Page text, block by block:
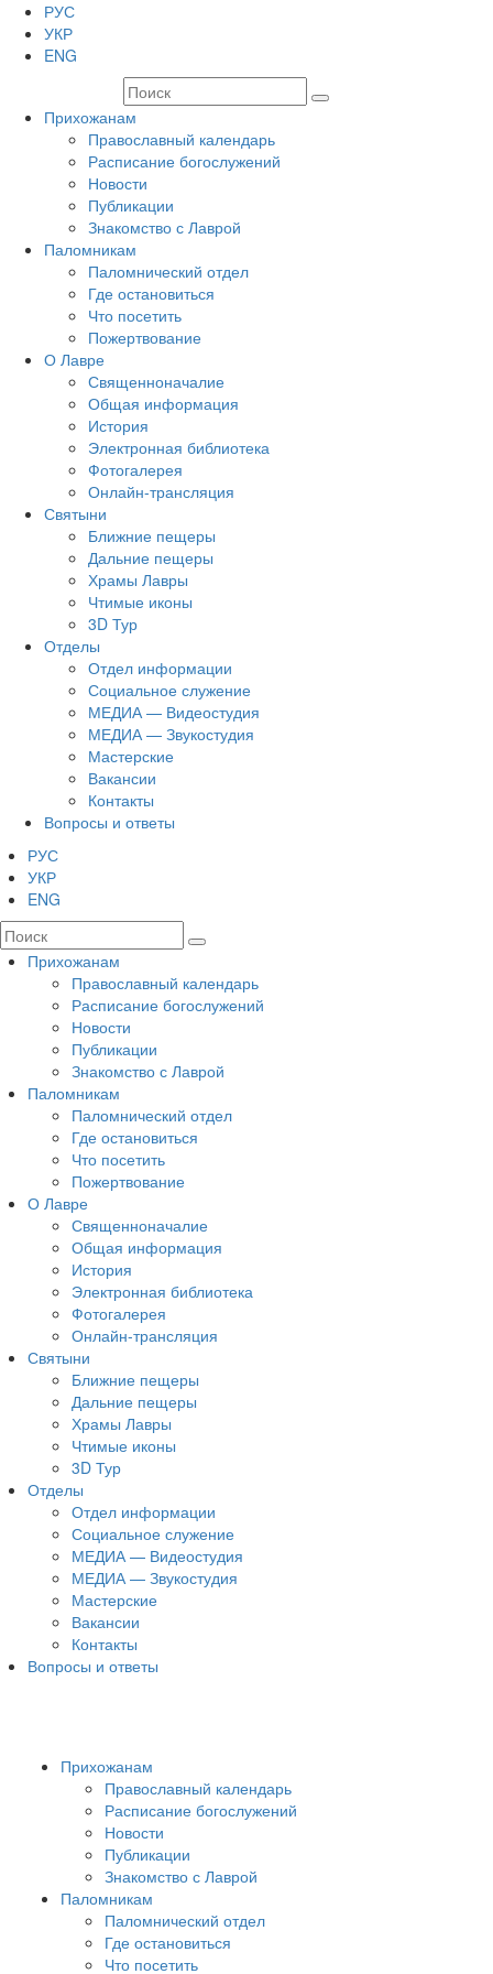
РУС
УКР
ENG
Прихожанам
Православный календарь
Расписание богослужений
Новости
Публикации
Знакомство с Лаврой
Паломникам
Паломнический отдел
Где остановиться
Что посетить
Пожертвование
О Лавре
Священноначалие
Общая информация
История
Электронная библиотека
Фотогалерея
Онлайн-трансляция
Святыни
Ближние пещеры
Дальние пещеры
Храмы Лавры
Чтимые иконы
3D Тур
Отделы
Отдел информации
Социальное служение
МЕДИА — Видеостудия
МЕДИА — Звукостудия
Мастерские
Вакансии
Контакты
Вопросы и ответы
РУС
УКР
ENG
Прихожанам
Православный календарь
Расписание богослужений
Новости
Публикации
Знакомство с Лаврой
Паломникам
Паломнический отдел
Где остановиться
Что посетить
Пожертвование
О Лавре
Священноначалие
Общая информация
История
Электронная библиотека
Фотогалерея
Онлайн-трансляция
Святыни
Ближние пещеры
Дальние пещеры
Храмы Лавры
Чтимые иконы
3D Тур
Отделы
Отдел информации
Социальное служение
МЕДИА — Видеостудия
МЕДИА — Звукостудия
Мастерские
Вакансии
Контакты
Вопросы и ответы
Прихожанам
Православный календарь
Расписание богослужений
Новости
Публикации
Знакомство с Лаврой
Паломникам
Паломнический отдел
Где остановиться
Что посетить